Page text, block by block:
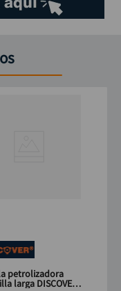
petrolizadora
larga DISCOVER